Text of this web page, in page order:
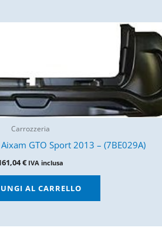
Carrozzeria
GTO Sport 2013 – (7BE029A)
€ IVA inclusa
AL CARRELLO